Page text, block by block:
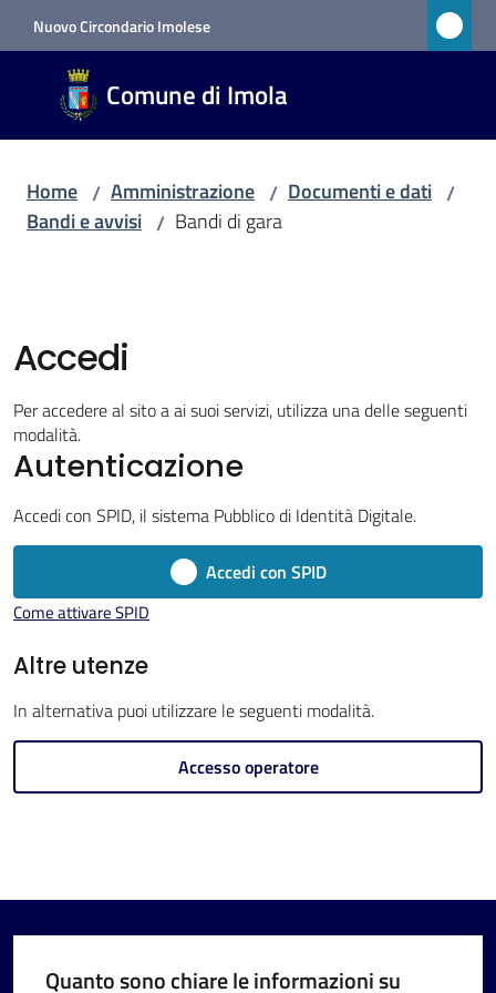
Vai al contenuto
Vai alla navigazione
Vai al footer
Nuovo Circondario Imolese
Comune di Imola
Comune
di Imola
RETE
Novità
Servizi
Vivere
Imola
V
s
i
I
Home / Amministrazione / Documenti e dati /
Bandi e avvisi / Bandi di gara
Accedi
Per accedere al sito a ai suoi servizi, utilizza una delle seguenti
modalità.
Autenticazione
Accedi con SPID, il sistema Pubblico di Identità Digitale.
Accedi con SPID
Come attivare SPID
Altre utenze
In alternativa puoi utilizzare le seguenti modalità.
Accesso operatore
Quanto sono chiare le informazioni su